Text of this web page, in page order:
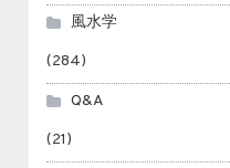
風水学
(284)
Q&A
(21)